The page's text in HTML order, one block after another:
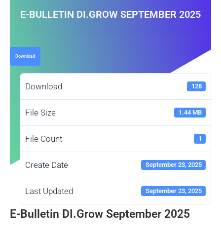
E-BULLETIN DI.GROW SEPTEMBER 2025
Download
Download 128
File Size 1.44 MB
File Count 1
Create Date September 23, 2025
Last Updated September 23, 2025
E-Bulletin DI.Grow September 2025